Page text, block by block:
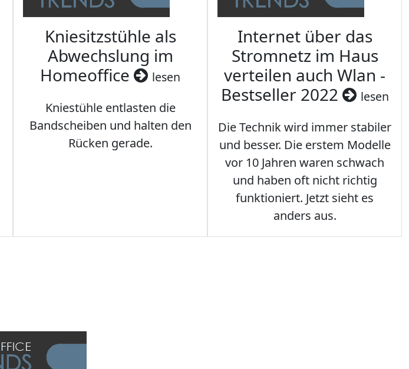
Kniesitzstühle als
Abwechslung im
Homeoffice
lesen
Kniestühle entlasten die
Bandscheiben und halten den
Rücken gerade.
Internet über das
Stromnetz im Haus
verteilen auch Wlan -
Bestseller 2022
lesen
Die Technik wird immer stabiler
und besser. Die erstem Modelle
vor 10 Jahren waren schwach
und haben oft nicht richtig
funktioniert. Jetzt sieht es
anders aus.